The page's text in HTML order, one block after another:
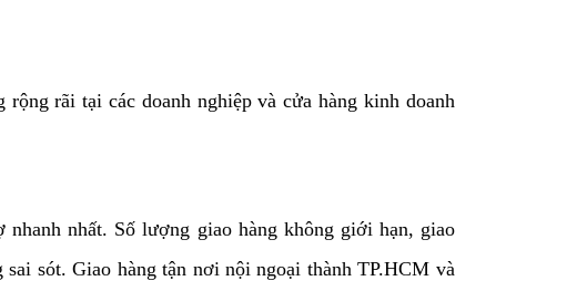
rãi tại các doanh nghiệp và cửa hàng kinh doanh
nhất. Số lượng giao hàng không giới hạn, giao
sót. Giao hàng tận nơi nội ngoại thành TP.HCM và